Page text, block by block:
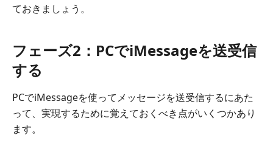
ておきましょう。
フェーズ2：PCでiMessageを送受信
する
PCでiMessageを使ってメッセージを送受信するにあた
って、実現するために覚えておくべき点がいくつかあり
ます。